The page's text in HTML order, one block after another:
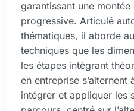
garantissant une
progressive. Articulé
thématiques, il aborde
techniques que les
les étapes intégrant
en entreprise
intégrer et appliquer les